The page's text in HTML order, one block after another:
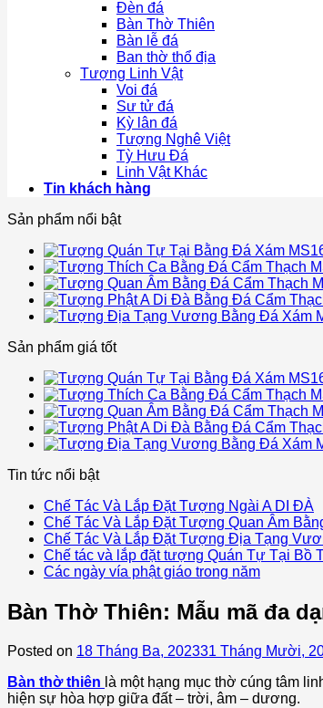
Đèn đá
Bàn Thờ Thiên
Bàn lễ đá
Ban thờ thổ địa
Tượng Linh Vật
Voi đá
Sư tử đá
Kỳ lân đá
Tượng Nghê Việt
Tỳ Hưu Đá
Linh Vật Khác
Tin khách hàng
Sản phẩm nổi bật
Sản phẩm giá tốt
Tin tức nổi bật
Chế Tác Và Lắp Đặt Tượng Ngài A DI ĐÀ
Chế Tác Và Lắp Đặt Tượng Quan Âm
Chế Tác Và Lắp Đặt Tượng Địa Tạng
Chế tác và lắp đặt tượng Quán Tự Tại Bồ
Các ngày vía phật giáo trong năm
Bàn Thờ Thiên: Mẫu mã đa
Posted on 18 Tháng Ba, 202331 Tháng Mười,
Bàn thờ thiên là một hạng mục thờ cúng tâm
hiện sự hòa hợp giữa đất – trời, âm – dương.